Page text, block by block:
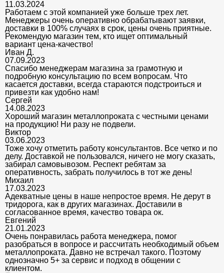
11.03.2024
Работаем с этой компанией уже больше трех лет.
Менеджеры очень оперативно обрабатывают заявки,
доставки в 100% случаях в срок, цены очень приятные.
Рекомендую магазин тем, кто ищет оптимальный
вариант цена-качество!
Иван Д.
07.09.2023
Спасибо менеджерам магазина за грамотную и
подробную консультацию по всем вопросам. Что
касается доставки, всегда стараются подстроиться и
привезти как удобно нам!
Сергей
14.08.2023
Хороший магазин металлопроката с честными ценами
на продукцию! Ни разу не подвели.
Виктор
03.06.2023
Тоже хочу отметить работу консультантов. Все четко и по
делу. Доставкой не пользовался, ничего не могу сказать,
забирал самовывозом. Респект ребятам за
оперативность, забрать получилось в тот же день!
Михаил
17.03.2023
Адекватные цены в наше непростое время. Не дерут в
тридорога, как в других магазинах. Доставили в
согласованное время, качество товара ок.
Евгений
21.01.2023
Очень понравилась работа менеджера, помог
разобраться в вопросе и рассчитать необходимый объем
металлопроката. Давно не встречал такого. Поэтому
однозначно 5+ за сервис и подход в общении с
клиентом.